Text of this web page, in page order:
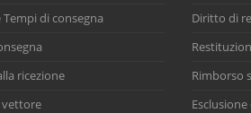
di consegna
ricezione
vettore
Diritto di
Rimborso